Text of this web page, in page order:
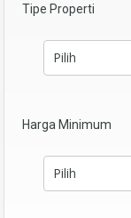
Tipe Properti
Harga Minimum